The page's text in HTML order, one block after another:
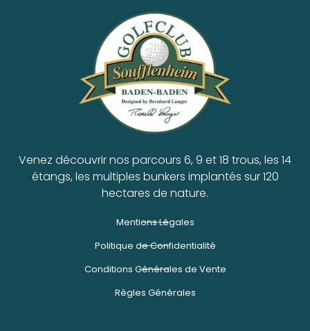
Venez découvrir nos parcours 6, 9 et 18 trous, les 14
étangs, les multiples bunkers implantés sur 120
hectares de nature.
Mentions Légales
Politique de Confidentialité
Conditions Générales de Vente
Règles Générales